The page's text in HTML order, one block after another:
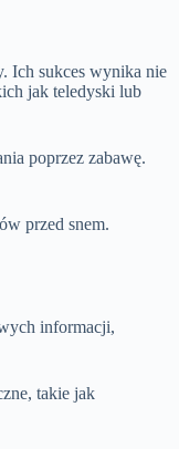
Ich sukces wynika nie
jak teledyski lub
poprzez zabawę.
przed snem.
informacji,
takie jak